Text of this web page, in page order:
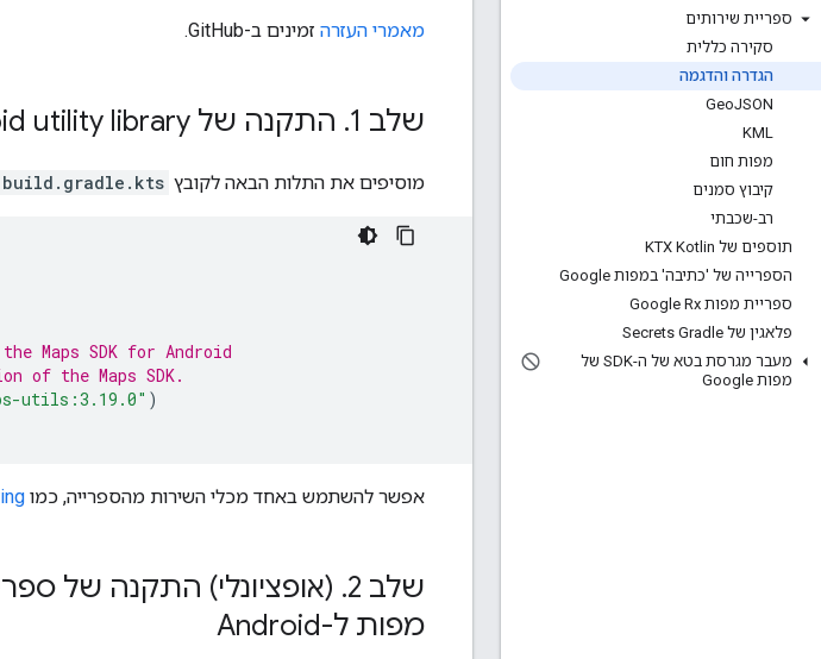
ספריית שירותים
סקירה כללית
הגדרה והדגמה
GeoJSON
KML
מפות חום
קיבוץ סמנים
רב-שכבתי
תוספים של KTX Kotlin
הספרייה של 'כתיבה' במפות Google
ספריית מפות Google Rx
פלאגין של Secrets Gradle
מעבר מגרסת בטא של ה-SDK של
מפות Google
מאמרי העזרה זמינים ב-GitHub.
שלב 1 . התקנה של Maps SDK for Android utility library
מוסיפים את התלות הבאה לקובץ build.gradle.kts
Maps SDK for Android
the Maps SDK.
utils:3.19.0" )
אפשר להשתמש באחד מכלי השירות מהספרייה, כמו
שלב 2 .
מפות ל-Android